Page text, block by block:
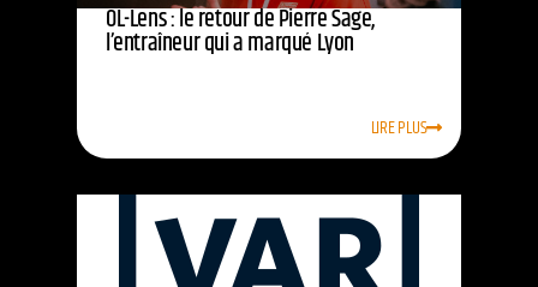
OL-Lens : le retour de Pierre Sage,
l’entraîneur qui a marqué Lyon
LIRE PLUS